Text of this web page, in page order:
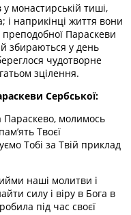
монастирській тиші,
і наприкінці життя вони
Параскеви
збираються у день
чудотворне
зцілення.
Сербської:
молимось
Твоєї
Тобі за Твій приклад
наші молитви і
силу і віру в Бога в
під час своєї